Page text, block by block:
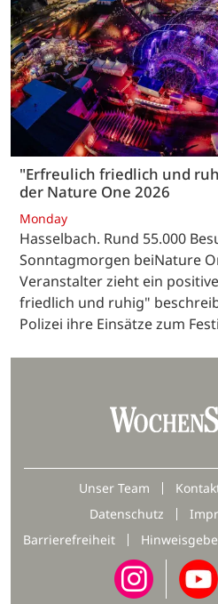
"Erfreulich friedlich und
der Nature One 2026
Monday
Hasselbach. Rund 55.000
Sonntagmorgen beiNature
Veranstalter zieht ein
friedlich und ruhig"
Polizei ihre Einsätze zum
Unser Team
Datenschutz
Barrierefreiheit